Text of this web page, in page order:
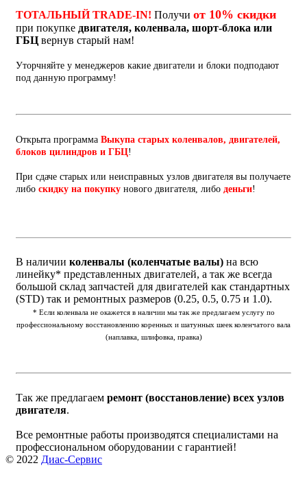
ТОТАЛЬНЫЙ TRADE-IN! Получи от 10% скидки
при покупке двигателя, коленвала, шорт-блока или
ГБЦ вернув старый нам!
Уторчняйте у менеджеров какие двигатели и блоки подподают
под данную программу!
Открыта программа Выкупа старых коленвалов, двигателей,
блоков цилиндров и ГБЦ!
При сдаче старых или неисправных узлов двигателя вы получаете
либо скидку на покупку нового двигателя, либо деньги!
В наличии коленвалы (коленчатые валы) на всю
линейку* представленных двигателей, а так же всегда
большой склад запчастей для двигателей как стандартных
(STD) так и ремонтных размеров (0.25, 0.5, 0.75 и 1.0).
* Если коленвала не окажется в наличии мы так же предлагаем услугу по
профессиональному восстановлению коренных и шатунных шеек коленчатого вала
(наплавка, шлифовка, правка)
Так же предлагаем ремонт (восстановление) всех узлов
двигателя.
Все ремонтные работы производятся специалистами на
профессиональном оборудовании с гарантией!
© 2022 Диас-Сервис